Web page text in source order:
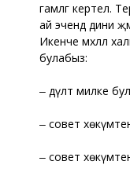
гамәлгә кертелә.
ай эчендә дини
Икенче мәхәллә
булабыз:
‒ дәүләт милке
‒ совет
‒ совет